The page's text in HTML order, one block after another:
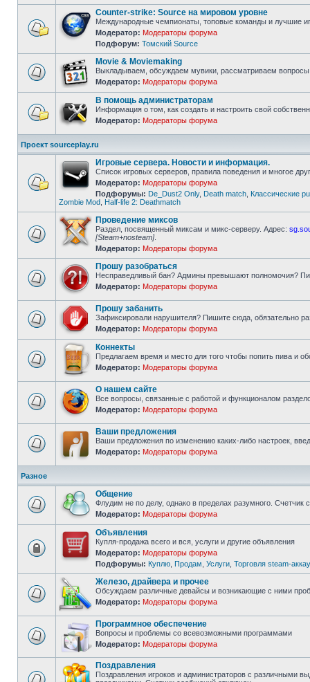
непрочитанных
сообщений
непрочитанных
сообщений
Counter-strike: Source на мировом уровне
Международные чемпионаты, топовые команды и лучшие
Модератор: Модераторы форума
Подфорум: Томский Source
Нет
непрочитанных
Movie & Moviemaking
Выкладываем, обсуждаем мувики, рассматриваем
Модератор: Модераторы форума
Нет
В помощь администраторам
Информация о том, как создать и настроить свой
Модератор: Модераторы форума
Проект sourceplay.ru
непрочитанных
Игровые сервера. Новости и информация.
Список игровых серверов, правила поведения и многое
Модератор: Модераторы форума
Подфорумы: De_Dust2 Only, Death match Классические
Zombie Mod Half-life 2: Deathmatch
Нет
Проведение миксов
Раздел, посвященный миксам и микс-серверу. Адрес:
[Steam+nosteam].
Модератор: Модераторы форума
Нет
сообщений
Прошу разобраться
Несправедливый бан? Админы превышают полномочия?
Модератор: Модераторы форума
Нет
непрочитанных
сообщений
Прошу забанить
Зафиксировали нарушителя? Пишите сюда, обязательно
Модератор: Модераторы форума
Нет
Коннекты
Предлагаем время и место для того чтобы попить пива и
Модератор: Модераторы форума
Нет
О нашем сайте
Все вопросы, связанные с работой и функционалом
Модератор: Модераторы форума
Нет
Ваши предложения
Ваши предложения по изменению каких-либо настроек,
Модератор: Модераторы форума
Разное
непрочитанных
сообщений
Общение
Флудим не по делу, однако в пределах разумного. Счетчик
Модератор: Модераторы форума
Форум
Объявления
Купля-продажа всего и вся, услуги и другие объявления
Модератор: Модераторы форума
Подфорумы: Куплю Продам Услуги Торговля steam-
Нет
сообщений
Железо, драйвера и прочее
Обсуждаем различные девайсы и возникающие с ними
Модератор: Модераторы форума
Нет
непрочитанных
сообщений
Программное обеспечение
Вопросы и проблемы со всевозможными программами
Модератор: Модераторы форума
Поздравления
Поздравления игроков и администраторов с различными